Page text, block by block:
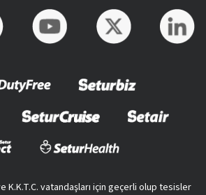
K.K.T.C. vatandaşları için geçerli olup tesisler